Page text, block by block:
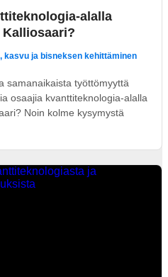
alalla
kasvu ja bisneksen kehittäminen
samanaikaista työttömyyttä
osaajia kvanttiteknologia-alalla
Noin kolme kysymystä